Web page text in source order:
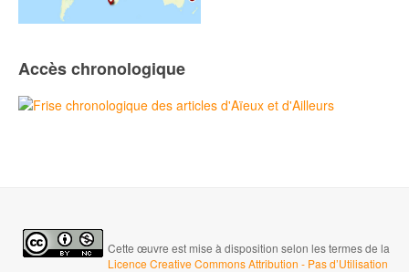
Accès chronologique
Cette œuvre est mise à disposition selon les termes de la
Licence Creative Commons Attribution - Pas d’Utilisation